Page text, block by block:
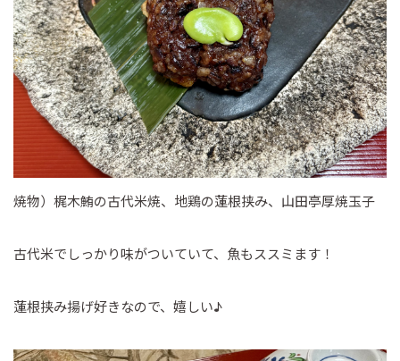
焼物）梶木鮪の古代米焼、地鶏の蓮根挟み、山田亭厚焼玉子
古代米でしっかり味がついていて、魚もススミます！
蓮根挟み揚げ好きなので、嬉しい♪